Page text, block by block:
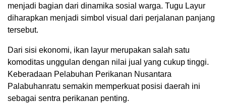
menjadi bagian dari dinamika sosial warga. Tugu Layur
diharapkan menjadi simbol visual dari perjalanan panjang
tersebut.
Dari sisi ekonomi, ikan layur merupakan salah satu
komoditas unggulan dengan nilai jual yang cukup tinggi.
Keberadaan Pelabuhan Perikanan Nusantara
Palabuhanratu semakin memperkuat posisi daerah ini
sebagai sentra perikanan penting.